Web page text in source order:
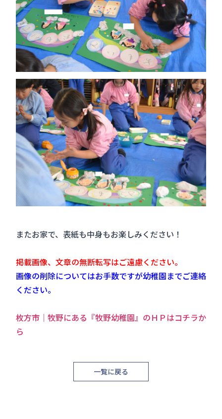
またお家で、表紙も中身もお楽しみください！
掲載画像、文章の無断転写はご遠慮ください。
画像の削除についてはお手数ですが幼稚園までご連絡
ください。
枚方市｜牧野にある『牧野幼稚園』のＨＰはコチラか
ら
一覧に戻る